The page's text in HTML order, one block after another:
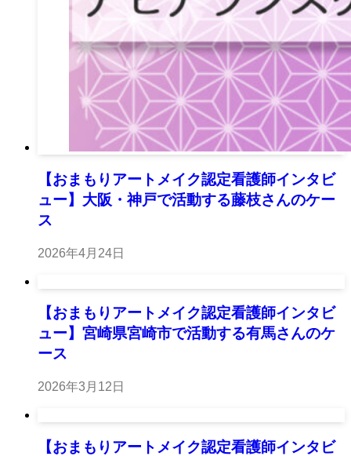
【おまもりアートメイク認定看護師インタビ
ュー】大阪・神戸で活動する藤枝さんのケー
ス
2026年4月24日
【おまもりアートメイク認定看護師インタビ
ュー】宮崎県宮崎市で活動する有馬さんのケ
ース
2026年3月12日
【おまもりアートメイク認定看護師インタビ